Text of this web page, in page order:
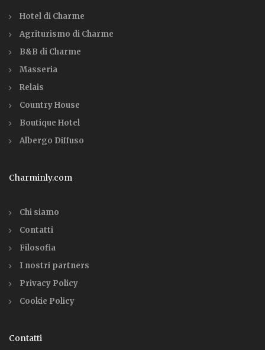
Hotel di Charme
Agriturismo di Charme
B&B di Charme
Masseria
Relais
Country House
Boutique Hotel
Albergo Diffuso
Charminly.com
Chi siamo
Contatti
Filosofia
I nostri partners
Privacy Policy
Cookie Policy
Contatti